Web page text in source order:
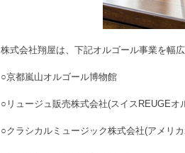
株式会社翔屋は、下記オルゴール事業を幅広
○京都嵐山オルゴール博物館
○リュージュ販売株式会社(スイスREUGEオ
○クラシカルミュージック株式会社(アメリ